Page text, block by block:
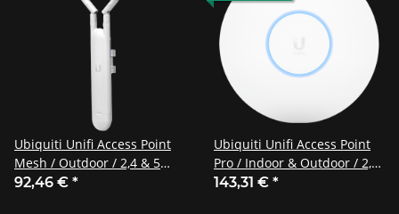
Ubiquiti Unifi Access Point
Mesh / Outdoor / 2,4 & 5
GHz / AC / 2x2 MIMO / UAP-
92,46 € *
Ubiquiti Unifi Access Point
Pro / Indoor & Outdoor / 2,4
& 5 GHz / AC / UAP-AC-PRO
143,31 € *